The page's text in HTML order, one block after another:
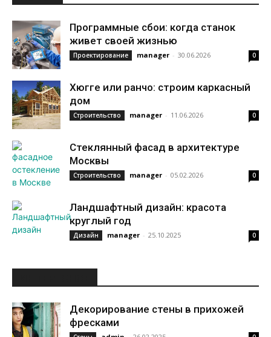
Программные сбои: когда станок
живет своей жизнью
Проектирование manager - 30.06.2026 0
Хюгге или ранчо: строим каркасный
дом
Строительство manager - 11.06.2026 0
Стеклянный фасад в архитектуре
Москвы
Строительство manager - 05.02.2026 0
Ландшафтный дизайн: красота
круглый год
Дизайн manager - 25.10.2025 0
Декорирование стены в прихожей
фресками